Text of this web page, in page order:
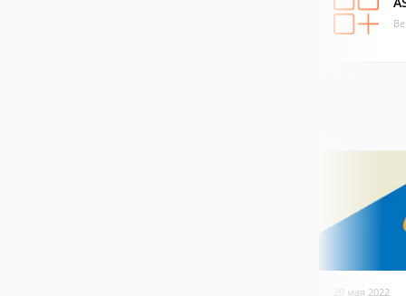
20 мая 2022